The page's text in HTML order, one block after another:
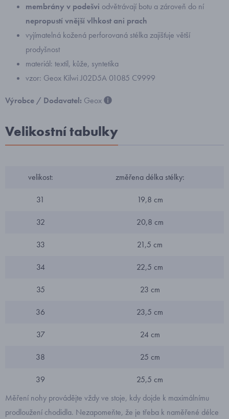
membrány v podešvi odvětrávají botu a zároveň do ní
nepropustí vnější vlhkost ani prach
vyjímatelná kožená perforovaná stélka zajišťuje větší
prodyšnost
materiál: textil, kůže, syntetika
vzor: Geox Kilwi J02D5A 01085 C9999
Výrobce / Dodavatel: Geox
Velikostní tabulky
velikost: změřena délka stélky:
31 19,8 cm
32 20,8 cm
33 21,5 cm
34 22,5 cm
35 23 cm
36 23,5 cm
37 24 cm
38 25 cm
39
25,5 cm
Měření nohy provádějte vždy ve stoje, kdy dojde k maximálnímu
prodloužení chodidla. Nezapomeňte, že je třeba k naměřené délce